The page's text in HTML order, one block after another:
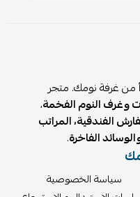
وفقاً لمساحة غرفتك
يمنحك الراحة الكاملة.
كاليدا الآن وعِش
بين الجودة والفخامة.
من غرفة نومك. متجر
وغرف النوم الفخمة،
الفندقية، المراتب
الفاخرة.
سياسة الخصوصية